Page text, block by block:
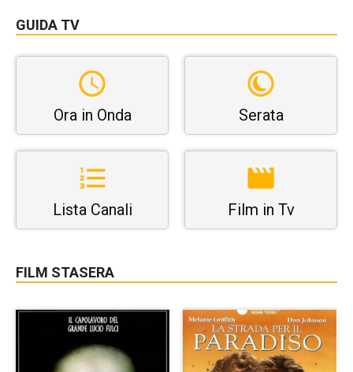
GUIDA TV
Ora in Onda Serata
Lista Canali Film in Tv
FILM STASERA